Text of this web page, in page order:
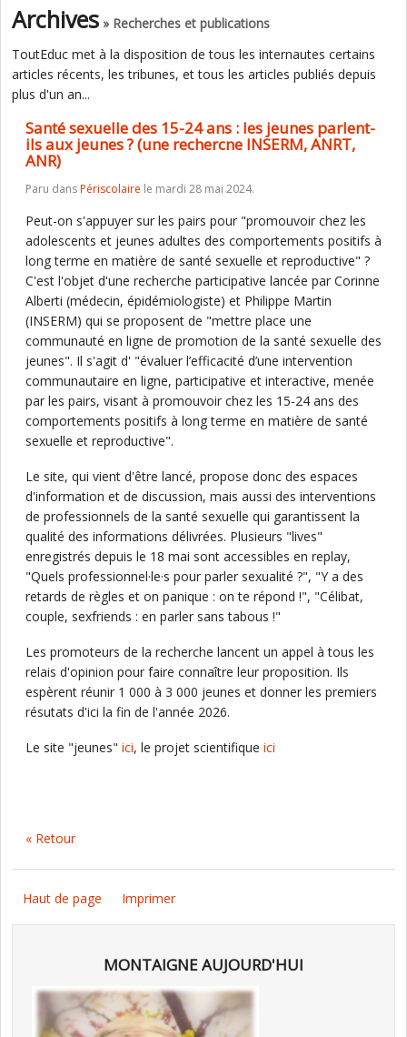
Archives » Recherches et publications
ToutEduc met à la disposition de tous les internautes certains
articles récents, les tribunes, et tous les articles publiés depuis
plus d'un an...
Santé sexuelle des 15-24 ans : les jeunes parlent-
ils aux jeunes ? (une rechercne INSERM, ANRT,
ANR)
Paru dansPériscolaire le mardi 28 mai 2024.
Peut-on s'appuyer sur les pairs pour "promouvoir chez les
adolescents et jeunes adultes des comportements positifs à
long terme en matière de santé sexuelle et reproductive" ?
C'est l'objet d'une recherche participative lancée par Corinne
Alberti (médecin, épidémiologiste) et Philippe Martin
(INSERM) qui se proposent de "mettre place une
communauté en ligne de promotion de la santé sexuelle des
jeunes". Il s'agit d' "évaluer l’efficacité d’une intervention
communautaire en ligne, participative et interactive, menée
par les pairs, visant à promouvoir chez les 15-24 ans des
comportements positifs à long terme en matière de santé
sexuelle et reproductive".
Le site, qui vient d'être lancé, propose donc des espaces
d'information et de discussion, mais aussi des interventions
de professionnels de la santé sexuelle qui garantissent la
qualité des informations délivrées. Plusieurs "lives"
enregistrés depuis le 18 mai sont accessibles en replay,
"Quels professionnel·le·s pour parler sexualité ?", "Y a des
retards de règles et on panique : on te répond !", "Célibat,
couple, sexfriends : en parler sans tabous !"
Les promoteurs de la recherche lancent un appel à tous les
relais d'opinion pour faire connaître leur proposition. Ils
espèrent réunir 1 000 à 3 000 jeunes et donner les premiers
résutats d'ici la fin de l'année 2026.
Le site "jeunes" ici, le projet scientifique ici
« Retour
Haut de page Imprimer
MONTAIGNE AUJOURD'HUI